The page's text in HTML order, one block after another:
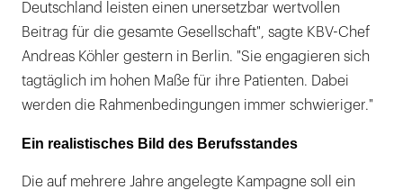
Deutschland leisten einen unersetzbar wertvollen
Beitrag für die gesamte Gesellschaft", sagte KBV-Chef
Andreas Köhler gestern in Berlin. "Sie engagieren sich
tagtäglich im hohen Maße für ihre Patienten. Dabei
werden die Rahmenbedingungen immer schwieriger."
Ein realistisches Bild des Berufsstandes
Die auf mehrere Jahre angelegte Kampagne soll ein